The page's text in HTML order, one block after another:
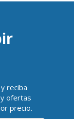
reciba
ofertas
precio.